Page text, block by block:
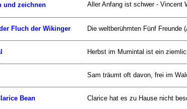
und zeichnen Aller Anfang ist schwer - Vincent
Fluch der Wikinger Die weltberühmten Fünf Freunde
Herbst im Mumintal ist ein
Sam träumt oft davon, frei im
Bean Clarice hat es zu Hause nicht